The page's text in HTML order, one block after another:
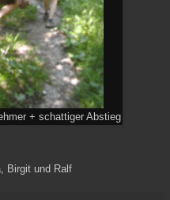
+ schattiger Abstieg
Birgit und Ralf